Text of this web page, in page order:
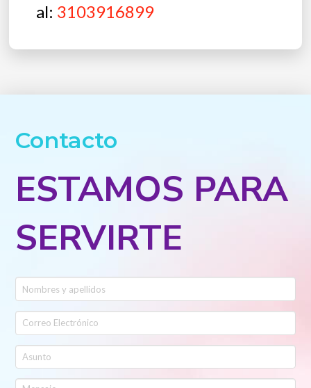
al: 3103916899
Contacto
ESTAMOS PARA
SERVIRTE